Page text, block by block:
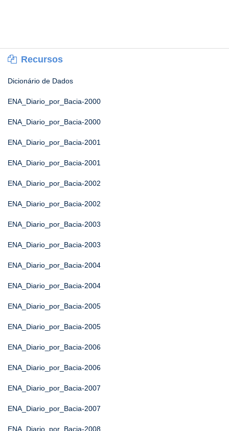
Recursos
Dicionário de Dados
ENA_Diario_por_Bacia-2000
ENA_Diario_por_Bacia-2000
ENA_Diario_por_Bacia-2001
ENA_Diario_por_Bacia-2001
ENA_Diario_por_Bacia-2002
ENA_Diario_por_Bacia-2002
ENA_Diario_por_Bacia-2003
ENA_Diario_por_Bacia-2003
ENA_Diario_por_Bacia-2004
ENA_Diario_por_Bacia-2004
ENA_Diario_por_Bacia-2005
ENA_Diario_por_Bacia-2005
ENA_Diario_por_Bacia-2006
ENA_Diario_por_Bacia-2006
ENA_Diario_por_Bacia-2007
ENA_Diario_por_Bacia-2007
ENA_Diario_por_Bacia-2008